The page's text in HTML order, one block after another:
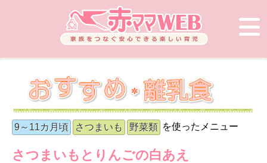
9～11カ月頃 さつまいも 野菜類 を使ったメニュー
さつまいもとりんごの白あえ